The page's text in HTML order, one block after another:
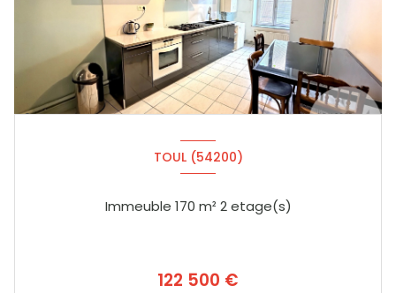
TOUL (54200)
Immeuble 170 m² 2 etage(s)
122 500 €